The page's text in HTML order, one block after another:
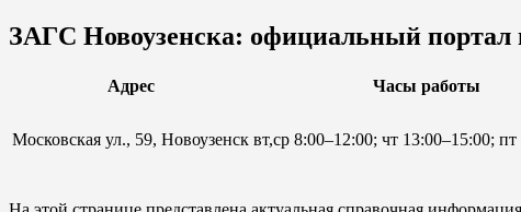
ЗАГС Новоузенска: официальный портал
Адрес Часы работы
Московская ул., 59, Новоузенск вт,ср 8:00–12:00; чт 13:00–15:00;